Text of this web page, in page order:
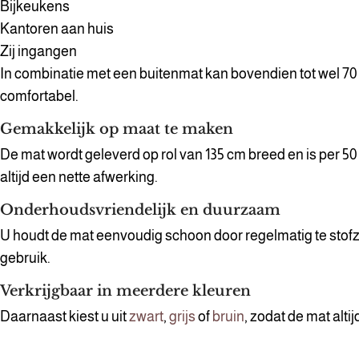
Bijkeukens
Kantoren aan huis
Zij ingangen
In combinatie met een buitenmat kan bovendien tot wel
comfortabel.
Gemakkelijk op maat te maken
De mat wordt geleverd op rol van 135 cm breed en is per
altijd een nette afwerking.
Onderhoudsvriendelijk en duurzaam
U houdt de mat eenvoudig schoon door regelmatig te
gebruik.
Verkrijgbaar in meerdere kleuren
Daarnaast kiest u uitzwart, grijs of bruin, zodat de mat